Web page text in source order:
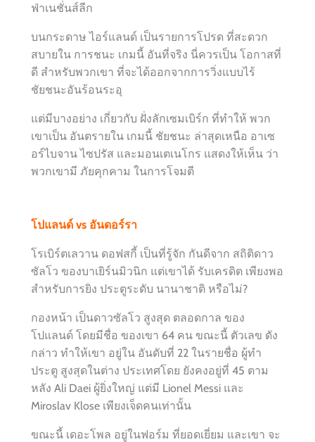
ฟ่าเนชั่นส์ลีก
บนกระดาษ ไอร์แลนด์ เป็นรายการโปรด ที่สะดวก
สบายใน การชนะ เกมนี้ อันที่จริง นี่ควรเป็น โอกาสที่
ดี สำหรับพวกเขา ที่จะได้ออกจากการวิ่งแบบไร้
ชัยชนะอันร้อนระอุ
แต่มีบางอย่าง เกี่ยวกับ ฝั่งลักเซมเบิร์ก ที่ทำให้ พวก
เขาเป็น อันตรายใน เกมนี้ ชัยชนะ ล่าสุดเหนือ อาเซ
อร์ไบจาน ไซปรัส และมอนเตเนโกร แสดงให้เห็น ว่า
พวกเขามี ภัยคุกคาม ในการโจมตี
โปแลนด์ vs อันดอร์รา
โรเบิร์ตเลวาน ดอฟสกี้ เป็นที่รู้จัก กันดีจาก สถิติดาว
ซัลโว ของบาเยิร์นมิวนิก แต่เขาได้ รับเครดิต เพียงพอ
สำหรับการยิง ประตูระดับ นานาชาติ หรือไม่?
กองหน้า เป็นดาวซัลโว สูงสุด ตลอดกาล ของ
โปแลนด์ โดยมีชื่อ ของเขา 64 คน ขณะนี้ ตัวเลข ดัง
กล่าว ทำให้เขา อยู่ใน อันดับที่ 22 ในรายชื่อ ผู้ทำ
ประตู สูงสุดในต่าง ประเทศโดย ยังคงอยู่ที่ 45 ตาม
หลัง Ali Daei ผู้ยิ่งใหญ่ แต่มี Lionel Messi และ
Miroslav Klose เพียงเจ็ดคนเท่านั้น
ขณะนี้ เดอะโพล อยู่ในฟอร์ม ที่ยอดเยี่ยม และเขา จะ